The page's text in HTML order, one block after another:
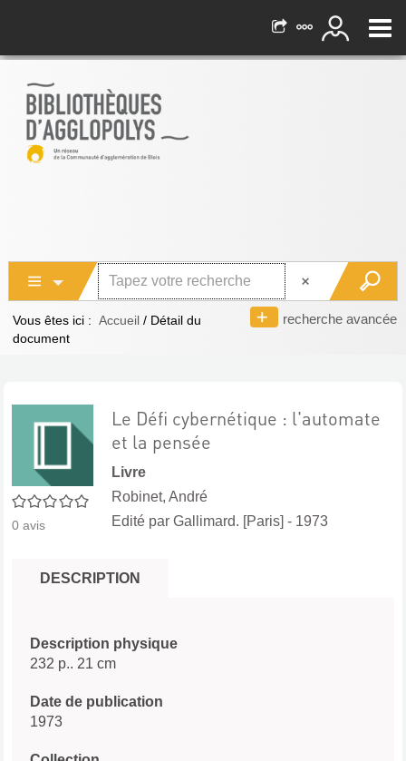
recherche avancée
Vous êtes ici : Accueil / Détail du
document
0/5
0 avis
Le Défi cybernétique : l'automate
et la pensée
Livre
Robinet, André
Edité par Gallimard. [Paris] - 1973
DESCRIPTION
Description physique
232 p.. 21 cm
Date de publication
1973